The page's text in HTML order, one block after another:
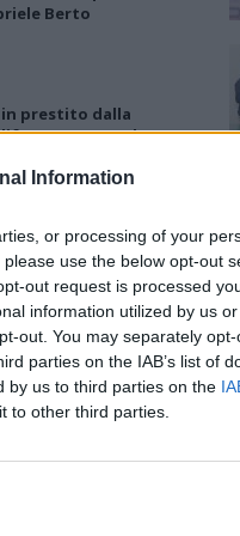
Information
or processing of your
use the below opt-out
out request is processed
information utilized by us
out. You may separately
parties on the IAB’s list of
by us to third parties on the
to other third parties.
Berto
prestito dalla
centrale
Nicholas
un biennale
confermato e
2028: «Ha
e valori